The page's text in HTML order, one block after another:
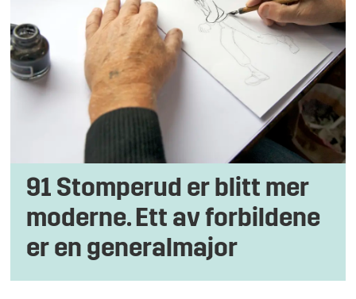
91 Stomperud er blitt mer
moderne. Ett av forbildene
er en generalmajor